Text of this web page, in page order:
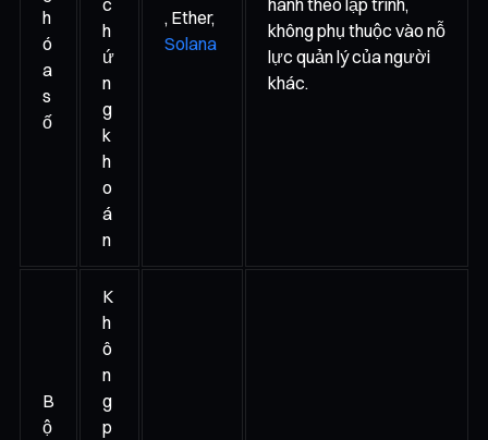
h
ó
a
s
ố
h
ứ
n
g
k
h
o
á
n
, Ether,
Solana
không phụ thuộc vào nỗ
lực quản lý của người
khác.
B
ộ
K
h
ô
n
g
p